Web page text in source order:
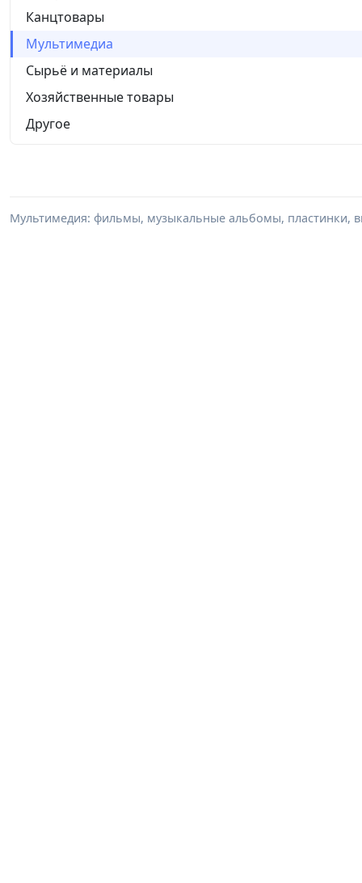
Канцтовары
Мультимедиа
Сырьё и материалы
Хозяйственные товары
Другое
Мультимедия: фильмы, музыкальные альбомы, пластинки,